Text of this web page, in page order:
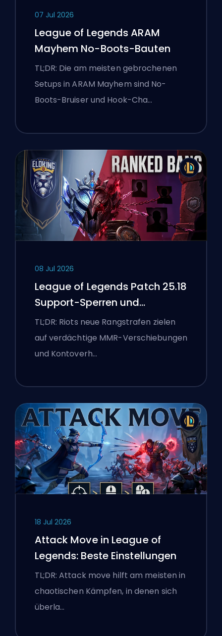
07 Jul 2026
League of Legends ARAM
Mayhem No-Boots-Bauten
TL;DR: Die am meisten gebrochenen
Setups in ARAM Mayhem sind No-
Boots-Bruiser und Hook-Cha…
08 Jul 2026
League of Legends Patch 25.18
Support-Sperren und
Boosting-Flaggen
TL;DR: Riots neue Rangstrafen zielen
auf verdächtige MMR-Verschiebungen
und Kontoverh…
18 Jul 2026
Attack Move in League of
Legends: Beste Einstellungen
TL;DR: Attack move hilft am meisten in
chaotischen Kämpfen, in denen sich
überla…